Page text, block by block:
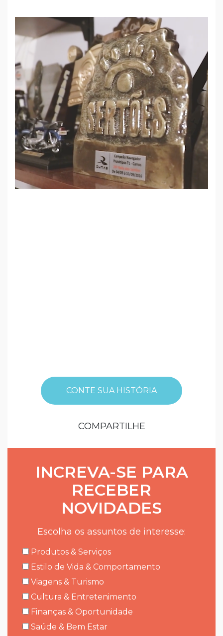
CONTE SUA HISTÓRIA
COMPARTILHE
INCREVA-SE PARA
RECEBER
NOVIDADES
Escolha os assuntos de interesse:
Produtos & Serviços
Estilo de Vida & Comportamento
Viagens & Turismo
Cultura & Entretenimento
Finanças & Oportunidade
Saúde & Bem Estar